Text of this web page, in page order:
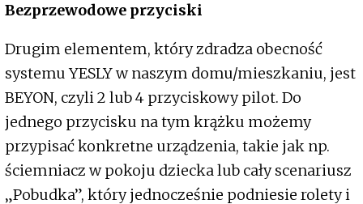
Bezprzewodowe przyciski
Drugim elementem, który zdradza obecność
systemu YESLY w naszym domu/mieszkaniu, jest
BEYON, czyli 2 lub 4 przyciskowy pilot. Do
jednego przycisku na tym krążku możemy
przypisać konkretne urządzenia, takie jak np.
ściemniacz w pokoju dziecka lub cały scenariusz
„Pobudka”, który jednocześnie podniesie rolety i